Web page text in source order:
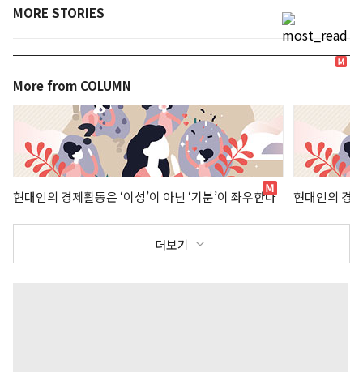
MORE STORIES
More from COLUMN
현대인의 경제활동은 ‘이성’이 아닌 ‘기분’이 좌우한다 현대인의 경
더보기